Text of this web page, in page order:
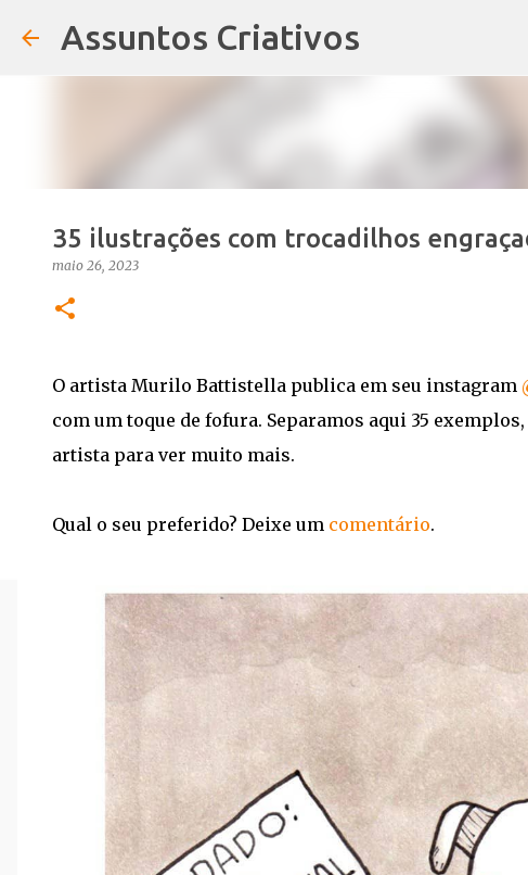
Assuntos Criativos
35 ilustrações com trocadilhos
maio 26, 2023
O artista Murilo Battistella publica em seu instagram
com um toque de fofura. Separamos aqui 35
artista para ver muito mais.
Qual o seu preferido? Deixe um comentário.